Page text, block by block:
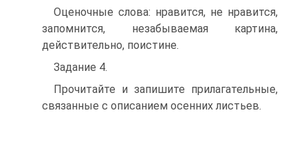
Оценочные слова: нравится, не нравится,
запомнится, незабываемая картина,
действительно, поистине.
Задание 4.
Прочитайте и запишите прилагательные,
связанные с описанием осенних листьев.